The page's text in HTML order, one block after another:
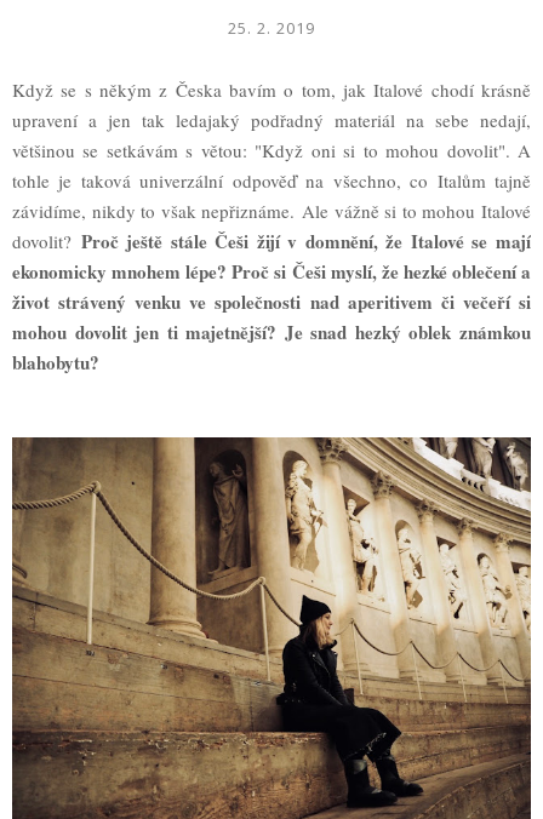
25. 2. 2019
Když se s někým z Česka bavím o tom, jak Italové chodí krásně
upravení a jen tak ledajaký podřadný materiál na sebe nedají,
většinou se setkávám s větou: "Když oni si to mohou dovolit". A
tohle je taková univerzální odpověď na všechno, co Italům tajně
závidíme, nikdy to však nepřiznáme. Ale vážně si to mohou Italové
dovolit? Proč ještě stále Češi žijí v domnění, že Italové se mají
ekonomicky mnohem lépe? Proč si Češi myslí, že hezké oblečení a
život strávený venku ve společnosti nad aperitivem či večeří si
mohou dovolit jen ti majetnější? Je snad hezký oblek známkou
blahobytu?